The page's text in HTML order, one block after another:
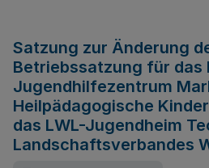
Satzung zur Änderung
Betriebssatzung für das
Jugendhilfezentrum
Heilpädagogische
das LWL-Jugendheim
Landschaftsverbandes